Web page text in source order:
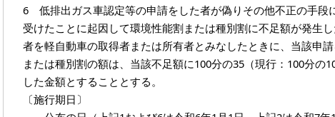
6 低排出ガス車認定等の申請をした者が偽りその他不正の手段
受けたことに起因して環境性能割または種別割に不足額が発生
者を軽自動車の取得者または所有者とみなしたときに、当該申
または種別割の額は、当該不足額に100分の35（現行：100分の
した金額とすることとする。
〔施行期日〕